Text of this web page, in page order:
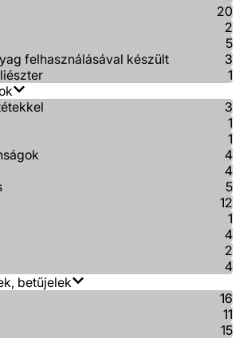
20
2
5
felhasználásával készült
3
1
3
1
1
4
4
5
12
1
4
2
4
betűjelek
16
11
15